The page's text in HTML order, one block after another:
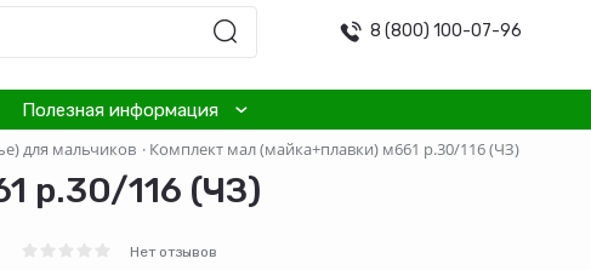
8 (800) 100-07-96
Полезная информация
для мальчиков · Комплект мал (майка+плавки) м661 р.30/116 (ЧЗ)
р.30/116 (ЧЗ)
Нет отзывов